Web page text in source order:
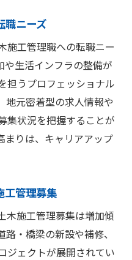
職ニーズ
施工管理職への転職ニー
や生活インフラの整備が
担うプロフェッショナル
地元密着型の求人情報や
集状況を把握することが
まりは、キャリアアップ
工管理募集
木施工管理募集は増加傾
・橋梁の新設や補修、
ジェクトが展開されてい